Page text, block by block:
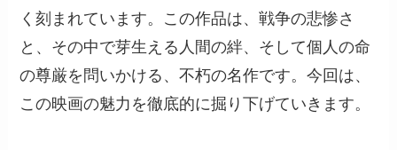
く刻まれています。この作品は、戦争の悲惨さ
と、その中で芽生える人間の絆、そして個人の命
の尊厳を問いかける、不朽の名作です。今回は、
この映画の魅力を徹底的に掘り下げていきます。